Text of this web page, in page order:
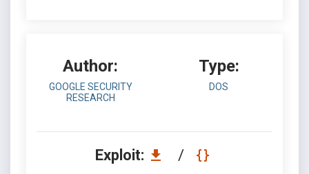
Author:
GOOGLE SECURITY
RESEARCH
Type:
DOS
Exploit: /